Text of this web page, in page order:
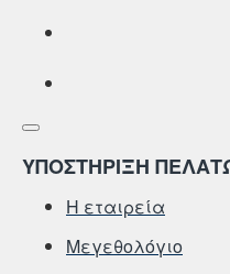
ΥΠΟΣΤΗΡΙΞΗ
Η εταιρεία
Μεγεθολόγιο